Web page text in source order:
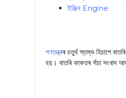
ইঞ্জিন Engine
গণতন্ত্ৰৰ চতুৰ্থ স্তম্ভ হিচাপে
হয়। বাতৰি কাকতৰ সঁচা সংবাদ